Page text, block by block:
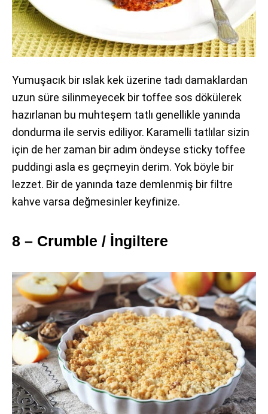
Yumuşacık bir ıslak kek üzerine tadı damaklardan
uzun süre silinmeyecek bir toffee sos dökülerek
hazırlanan bu muhteşem tatlı genellikle yanında
dondurma ile servis ediliyor. Karamelli tatlılar sizin
için de her zaman bir adım öndeyse sticky toffee
puddingi asla es geçmeyin derim. Yok böyle bir
lezzet. Bir de yanında taze demlenmiş bir filtre
kahve varsa değmesinler keyfinize.
8 – Crumble / İngiltere